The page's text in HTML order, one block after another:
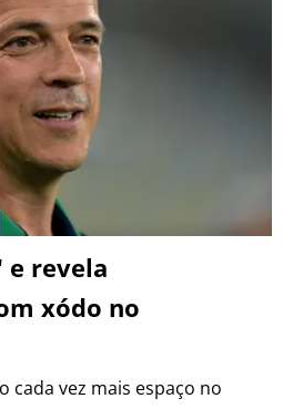
e revela
xódo no
cada vez mais espaço no